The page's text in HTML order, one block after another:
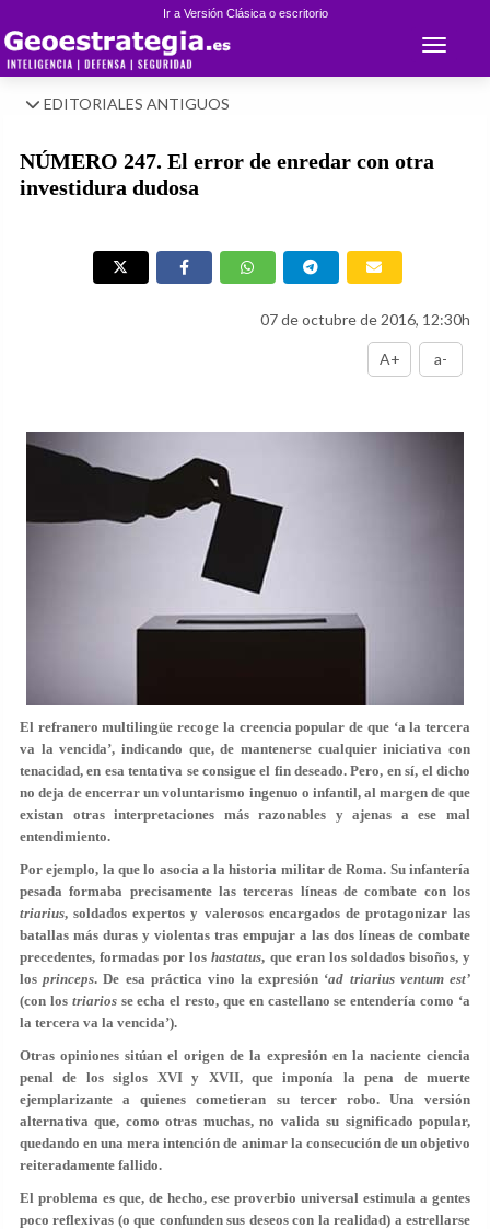
Ir a Versión Clásica o escritorio
Toggle
EDITORIALES ANTIGUOS
NÚMERO 247. El error de enredar con otra
investidura dudosa
07 de octubre de 2016, 12:30h
A+ a-
El refranero multilingüe recoge la creencia popular de que ‘a la tercera
va la vencida’, indicando que, de mantenerse cualquier iniciativa con
tenacidad, en esa tentativa se consigue el fin deseado. Pero, en sí, el dicho
no deja de encerrar un voluntarismo ingenuo o infantil, al margen de que
existan otras interpretaciones más razonables y ajenas a ese mal
entendimiento.
Por ejemplo, la que lo asocia a la historia militar de Roma. Su infantería
pesada formaba precisamente las terceras líneas de combate con los
triarius, soldados expertos y valerosos encargados de protagonizar las
batallas más duras y violentas tras empujar a las dos líneas de combate
precedentes, formadas por loshastatus, que eran los soldados bisoños, y
losprinceps. De esa práctica vino la expresión ‘ad triarius ventum est’
(con los triariosse echa el resto, que en castellano se entendería como ‘a
la tercera va la vencida’).
Otras opiniones sitúan el origen de la expresión en la naciente ciencia
penal de los siglos XVI y XVII, que imponía la pena de muerte
ejemplarizante a quienes cometieran su tercer robo. Una versión
alternativa que, como otras muchas, no valida su significado popular,
quedando en una mera intención de animar la consecución de un objetivo
reiteradamente fallido.
El problema es que, de hecho, ese proverbio universal estimula a gentes
poco reflexivas (o que confunden sus deseos con la realidad) a estrellarse